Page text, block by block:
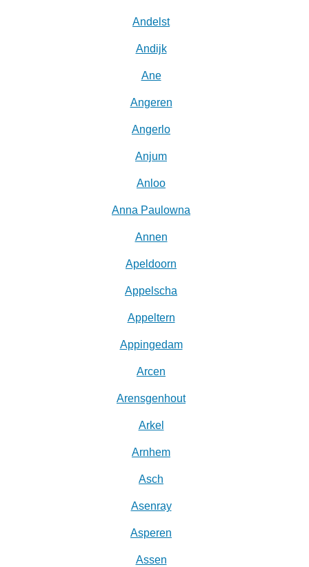
Andelst
Andijk
Ane
Angeren
Angerlo
Anjum
Anloo
Anna Paulowna
Annen
Apeldoorn
Appelscha
Appeltern
Appingedam
Arcen
Arensgenhout
Arkel
Arnhem
Asch
Asenray
Asperen
Assen